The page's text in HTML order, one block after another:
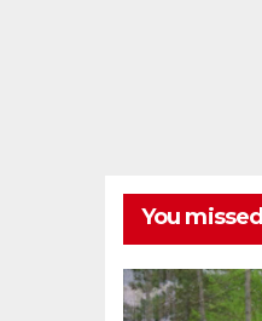
You missed